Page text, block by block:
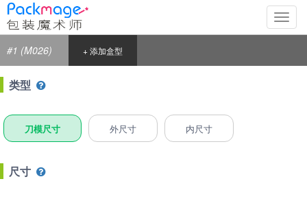
切
换
#1 (M026) + 添加盒型
类型
刀模尺寸 外尺寸 内尺寸
尺寸